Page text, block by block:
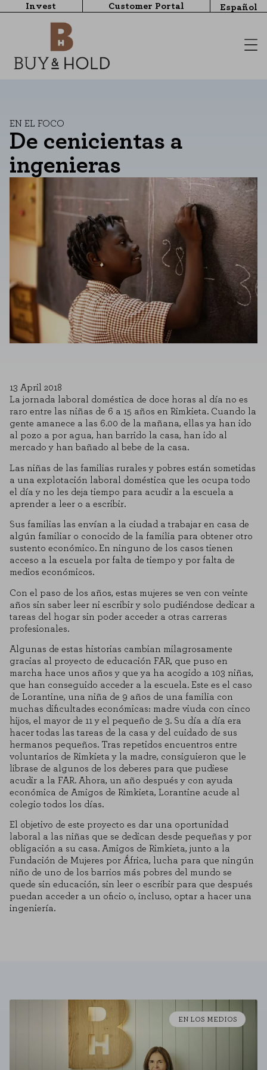
Invest Customer Portal Español
EN EL FOCO
De cenicientas a
ingenieras
13 April 2018
La jornada laboral doméstica de doce horas al día no es
raro entre las niñas de 6 a 15 años en Rimkieta. Cuando la
gente amanece a las 6.00 de la mañana, ellas ya han ido
al pozo a por agua, han barrido la casa, han ido al
mercado y han bañado al bebe de la casa.
Las niñas de las familias rurales y pobres están sometidas
a una explotación laboral doméstica que les ocupa todo
el día y no les deja tiempo para acudir a la escuela a
aprender a leer o a escribir.
Sus familias las envían a la ciudad a trabajar en casa de
algún familiar o conocido de la familia para obtener otro
sustento económico. En ninguno de los casos tienen
acceso a la escuela por falta de tiempo y por falta de
medios económicos.
Con el paso de los años, estas mujeres se ven con veinte
años sin saber leer ni escribir y solo pudiéndose dedicar a
tareas del hogar sin poder acceder a otras carreras
profesionales.
Algunas de estas historias cambian milagrosamente
gracias al proyecto de educación FAR, que puso en
marcha hace unos años y que ya ha acogido a 103 niñas,
que han conseguido acceder a la escuela. Este es el caso
de Lorantine, una niña de 9 años de una familia con
muchas dificultades económicas: madre viuda con cinco
hijos, el mayor de 11 y el pequeño de 3. Su día a día era
hacer todas las tareas de la casa y del cuidado de sus
hermanos pequeños. Tras repetidos encuentros entre
voluntarios de Rimkieta y la madre, consiguieron que le
librase de algunos de los deberes para que pudiese
acudir a la FAR. Ahora, un año después y con ayuda
económica de Amigos de Rimkieta, Lorantine acude al
colegio todos los días.
El objetivo de este proyecto es dar una oportunidad
laboral a las niñas que se dedican desde pequeñas y por
obligación a su casa. Amigos de Rimkieta, junto a la
Fundación de Mujeres por África, lucha para que ningún
niño de uno de los barrios más pobres del mundo se
quede sin educación, sin leer o escribir para que después
puedan acceder a un oficio o, incluso, optar a hacer una
ingeniería.
EN LOS MEDIOS
COOKIE SETTINGS